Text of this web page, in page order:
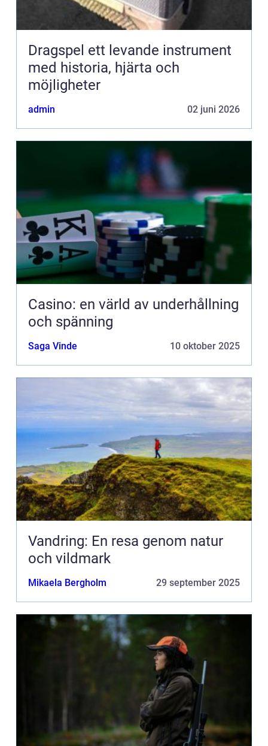
Dragspel ett levande instrument
med historia, hjärta och
möjligheter
admin 02 juni 2026
Casino: en värld av underhållning
och spänning
Saga Vinde 10 oktober 2025
Vandring: En resa genom natur
och vildmark
Mikaela Bergholm 29 september 2025